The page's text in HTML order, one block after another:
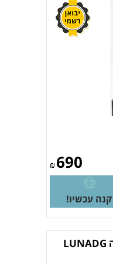
₪690
קנה עכשיו!
שעון יד אנלוגי לאישה LUNADG